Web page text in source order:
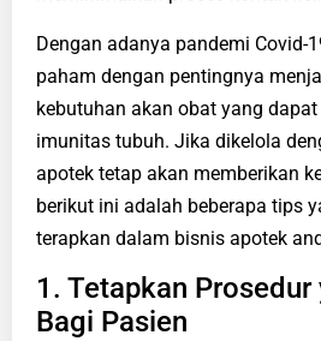
Dengan adanya pandemi Covid-
paham dengan pentingnya
kebutuhan akan obat yang
imunitas tubuh. Jika dikelola
apotek tetap akan memberikan
berikut ini adalah beberapa tips
terapkan dalam bisnis apotek
1. Tetapkan Prosedur
Bagi Pasien